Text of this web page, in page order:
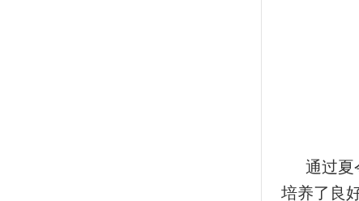
通过夏
培养了良